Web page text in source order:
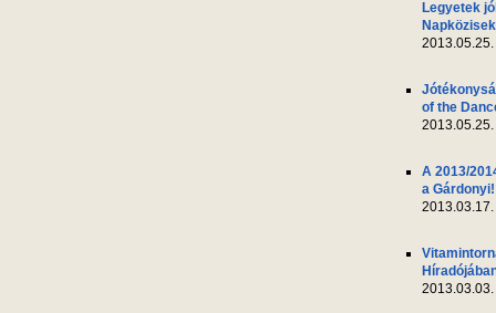
Legyetek
Napközisek
2013.05.25.
of the
2013.05.25.
A 2013/
a Gárdonyi!
2013.03.17.
2013.03.03.